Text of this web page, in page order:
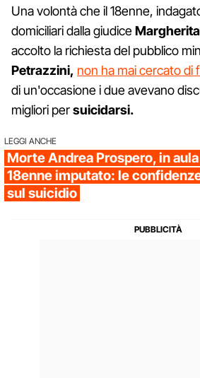
Una volontà che il 18enne,
domiciliari dalla giudice
accolto la richiesta del pubblico
Petrazzini, non ha mai cercato di
di un'occasione i due avevano
migliori persuicidarsi.
LEGGI ANCHE
Morte Andrea Prospero, in
18enne imputato: le
sul suicidio